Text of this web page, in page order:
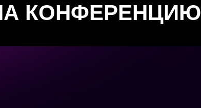
КОНФЕРЕНЦИЮ